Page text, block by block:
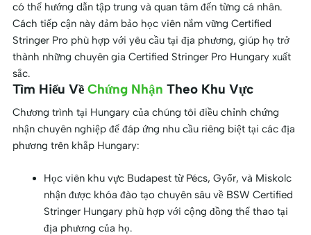
có thể hướng dẫn tập trung và quan tâm đến từng cá nhân.
Cách tiếp cận này đảm bảo học viên nắm vững Certified
Stringer Pro phù hợp với yêu cầu tại địa phương, giúp họ trở
thành những chuyên gia Certified Stringer Pro Hungary xuất
sắc.
Tìm Hiểu Về Chứng Nhận Theo Khu Vực
Chương trình tại Hungary của chúng tôi điều chỉnh chứng
nhận chuyên nghiệp để đáp ứng nhu cầu riêng biệt tại các địa
phương trên khắp Hungary:
Học viên khu vực Budapest từ Pécs, Győr, và Miskolc
nhận được khóa đào tạo chuyên sâu về BSW Certified
Stringer Hungary phù hợp với cộng đồng thể thao tại
địa phương của họ.